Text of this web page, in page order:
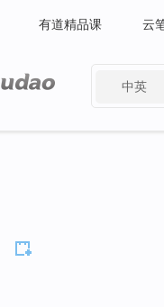
有道精品课 云
中英